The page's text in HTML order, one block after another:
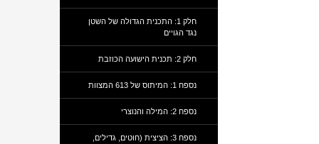
חלק 1: התכנית הגדולה של השטן
נגד הגויים
חלק 2: תכנית הישועה הכוזבת
נספח 1: המיתוס של 613 המצוות
נספח 2: המילה והנוצרי
נספח 3: הציצית (חוטים, גדילים,